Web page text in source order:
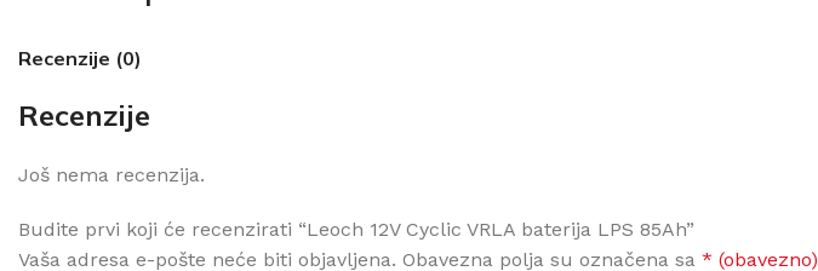
Recenzije (0)
Recenzije
Još nema recenzija.
Budite prvi koji će recenzirati “Leoch 12V Cyclic VRLA baterija LPS 85Ah”
Vaša adresa e-pošte neće biti objavljena. Obavezna polja su označena sa * (obavezno)